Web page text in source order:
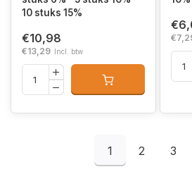
10 stuks 15%
€10,98
€13,29 Incl. btw
1 2 3